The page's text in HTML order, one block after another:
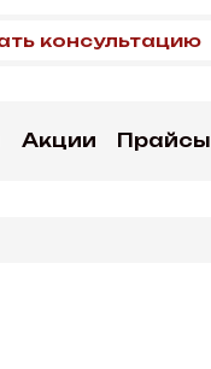
консультацию
Акции Прайсы